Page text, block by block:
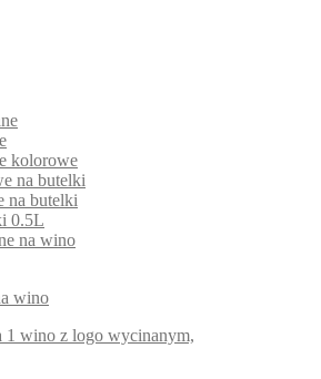
kolorowe
na butelki
na butelki
0.5L
na wino